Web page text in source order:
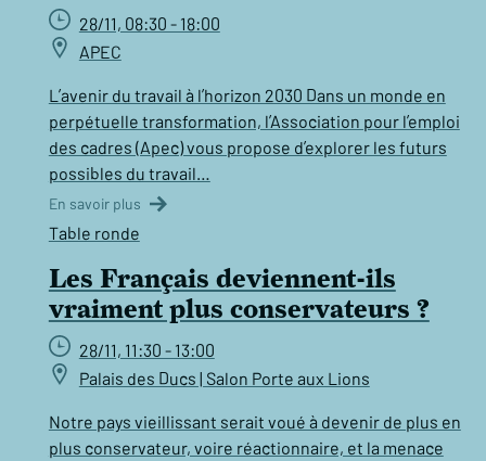
28/11, 08:30 - 18:00
APEC
L’avenir du travail à l’horizon 2030 Dans un monde en
perpétuelle transformation, l’Association pour l’emploi
des cadres (Apec) vous propose d’explorer les futurs
possibles du travail…
En savoir plus
Table ronde
Les Français deviennent-ils
vraiment plus conservateurs ?
28/11, 11:30 - 13:00
Palais des Ducs | Salon Porte aux Lions
Notre pays vieillissant serait voué à devenir de plus en
plus conservateur, voire réactionnaire, et la menace